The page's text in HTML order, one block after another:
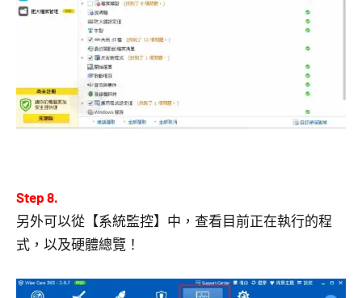
Step 8.
另外可以從【系統監控】中，查看目前正在執行的程
式，以及硬體總覽！